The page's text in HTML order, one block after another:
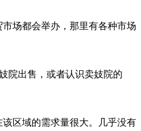
场都会举办，那里有各种市场
院出售，或者认识卖妓院的
区域的需求量很大。几乎没有